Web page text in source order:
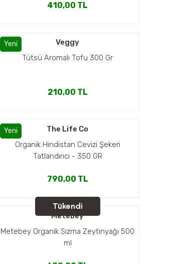
410,00 TL
Yeni
Veggy
Tütsü Aromalı Tofu 300 Gr
210,00 TL
Yeni
The Life Co
Organik Hindistan Cevizi Şekeri
Tatlandırıcı - 350 GR
790,00 TL
Tükendi
Metebey
Metebey Organik Sızma Zeytinyağı 500
ml